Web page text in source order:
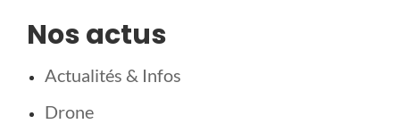
Nos actus
Actualités & Infos
Drone